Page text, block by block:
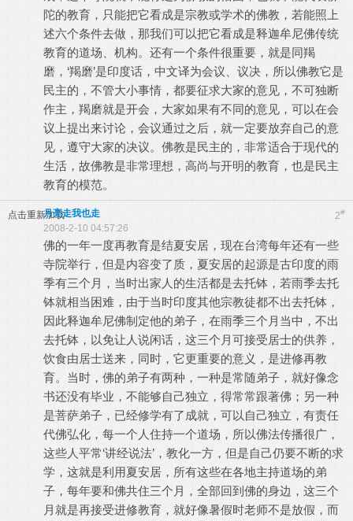
陀的教育，只能把它看成是宗教或学术的佛教，若能照上
述六个条件去做，那我们可以把它看成是释迦牟尼佛传统
教育的道场、机构。还有一个条件很重要，就是同羯
磨，‘羯磨’是印度话，中文译为会议、议决，所以佛教它是
民主的，不管大小事情，都要征求大家的意见，不可独断
作主，羯磨就是开会，大家如果有不同的意见，可以在会
议上提出来讨论，会议通过之后，就一定要放弃自己的意
见，遵守大家的决议。佛教是民主的，非常适合于现代的
生活，故佛教是非常理想，高尚与开明的教育，也是民主
教育的模范。
点击重新加载 2#
月亮走我也走
2008-2-10 04:57:26
佛的一年一度再教育是结夏安居，现在台湾每年还有一些
寺院举行，但是内容变了质，夏安居的起源是古印度的雨
季有三个月，当时出家人的生活都是去托钵，若雨季去托
钵就相当困难，由于当时印度其他宗教徒都不出去托钵，
因此释迦牟尼佛制定他的弟子，在雨季三个月当中，不出
去托钵，以免让人说闲话，这三个月可接受居士的供养，
饮食由居士送来，同时，它更重要的意义，是进修再教
育。当时，佛的弟子有两种，一种是常随弟子，就好像念
书还没有毕业，不能够自己独立，得常常跟著佛；另一种
是菩萨弟子，已经修学有了成就，可以自己独立，有责任
代佛弘化，每一个人住持一个道场，所以佛法传播很广，
这些人平常‘讲经说法’，教化一方，但是自己仍要不断的求
学，这就是利用夏安居，所有这些在各地主持道场的弟
子，每年要和佛共住三个月，全部回到佛的身边，这三个
月就是再接受进修教育，就好像暑假时老师不是放假，而